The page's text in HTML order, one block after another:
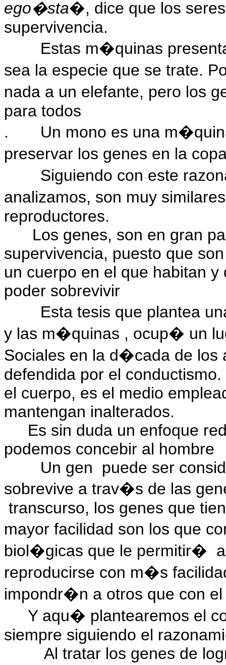
ego�sta�, dice que los
supervivencia.
Estas m�quinas
sea la especie que se trate.
nada a un elefante, pero los
para todos
.
Un mono es una
preservar los genes en la
Siguiendo con este
analizamos, son muy
reproductores.
Los genes, son en gran
supervivencia, puesto que
un cuerpo en el que habitan
poder sobrevivir
Esta tesis que plantea
y las m�quinas , ocup� un
Sociales en la d�cada de
defendida por el
el cuerpo, es el medio
mantengan inalterados.
Es sin duda un enfoque
podemos concebir al hombre
Un gen
puede ser
sobrevive a trav�s de las
transcurso, los genes que
mayor facilidad son los que
biol�gicas que le permitir�
reproducirse con m�s
impondr�n a otros que con
Y aqu� plantearemos el
siempre siguiendo el
Al tratar los genes de